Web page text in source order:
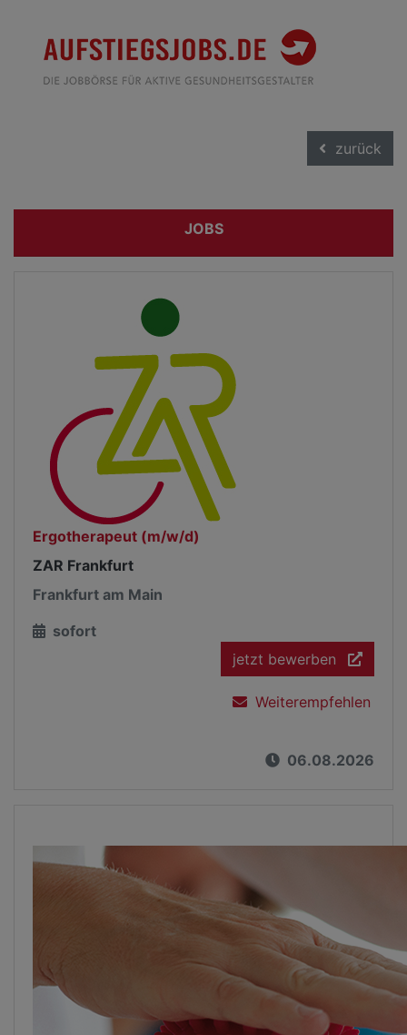
zurück
JOBS
Ergotherapeut (m/w/d)
ZAR Frankfurt
Frankfurt am Main
sofort
jetzt bewerben
Weiterempfehlen
06.08.2026